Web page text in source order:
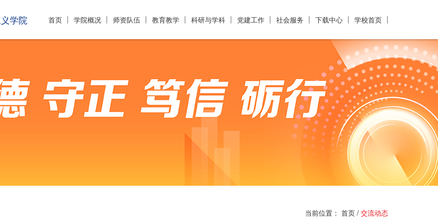
学院 首页 学院概况 师资队伍 教育教学 科研与学科 党建工作 社会服务 下载中心 学校首页
当前位置： 首页 / 交流动态